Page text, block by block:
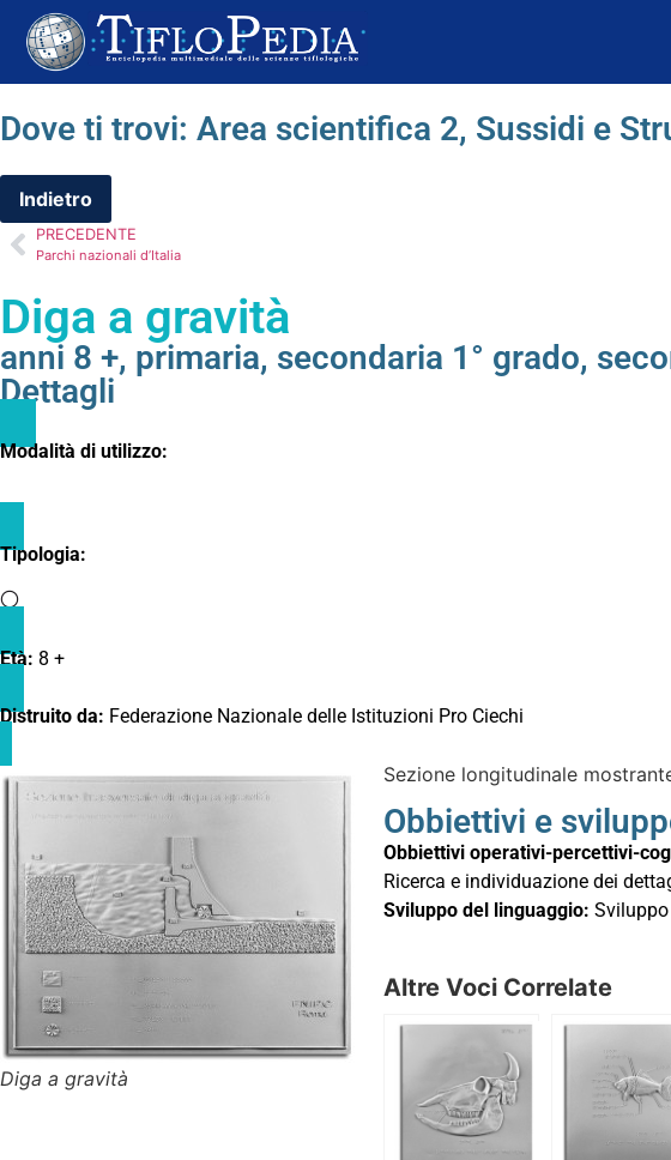
Dove ti trovi: Area scientifica 2, Sussidi e
PRECEDENTE
Parchi nazionali d’Italia
Diga a gravità
anni 8 +, primaria, secondaria 1° grado,
Dettagli
Modalità di utilizzo:
Tipologia:
Età: 8 +
Distruito da: Federazione Nazionale delle Istituzioni Pro Ciechi
Diga a gravità
Sezione longitudinale
Obbiettivi e
Obbiettivi operativi-percettivi-
Ricerca e individuazione dei
Sviluppo del linguaggio:
Altre Voci Correlate